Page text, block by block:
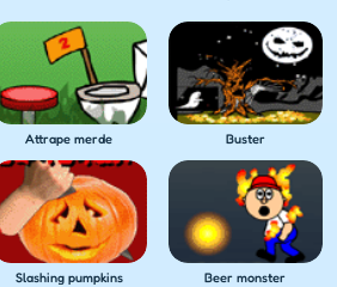
Attrape merde Buster
Slashing pumpkins Beer monster